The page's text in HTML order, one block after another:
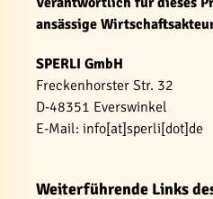
ansässige
SPERLI GmbH
Freckenhorster Str. 32
D-48351 Everswinkel
E-Mail: info[at]sperli[dot]de
Weiterführende Links